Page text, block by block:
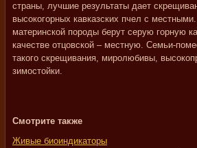
страны, лучшие результаты дает
высокогорных кавказских пчел с
материнской породы берут серую горную
качестве отцовской – местную. Семьи-
такого скрещивания, миролюбивы,
зимостойки.
Смотрите также
Живые биоиндикаторы